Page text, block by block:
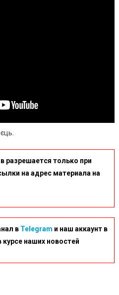
разрешается только при
на адрес материала на
в Telegram и наш аккаунт в
курсе наших новостей